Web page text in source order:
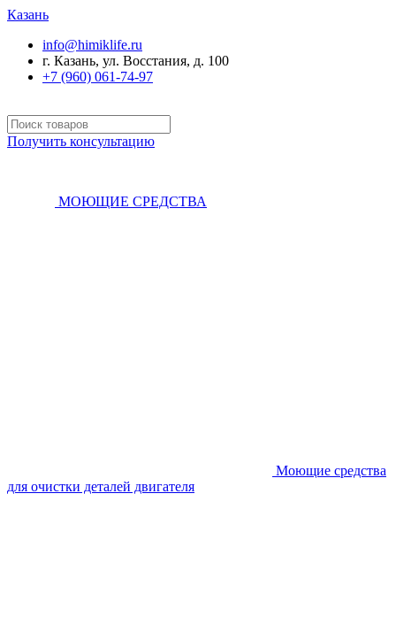
Казань
info@himiklife.ru
г. Казань, ул. Восстания, д. 100
+7 (960) 061-74-97
Получить консультацию
МОЮЩИЕ СРЕДСТВА
Моющие средства
для очистки деталей двигателя